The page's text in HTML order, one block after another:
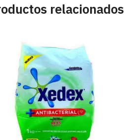
relacionados